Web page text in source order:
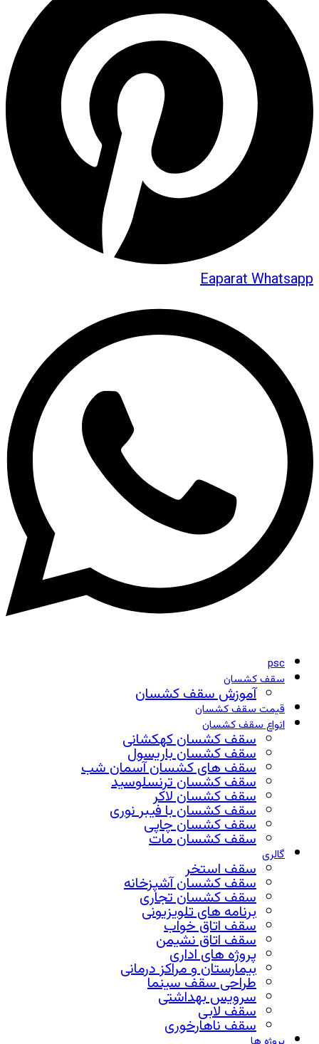
EaparatWhatsapp
psc
سقف کشسان
آموزش سقف کشسان
قیمت سقف کشسان
انواع سقف کشسان
سقف کشسان کهکشانی
سقف کشسان باریسول
سقف های کشسان آسمان شب
سقف کشسان ترنسلوسید
سقف کشسان لاکر
سقف کشسان با فیبر نوری
سقف کشسان چاپی
سقف کشسان مات
گالری
سقف استخر
سقف کشسان آشپزخانه
سقف کشسان تجاری
برنامه های تلویزیونی
سقف اتاق خواب
سقف اتاق نشیمن
پروژه های اداری
بیمارستان و مراکز درمانی
طراحی سقف سینما
سرویس بهداشتی
سقف لابی
سقف ناهارخوری